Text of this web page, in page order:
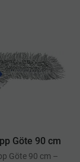
Göte 90 cm
Göte 90 cm –